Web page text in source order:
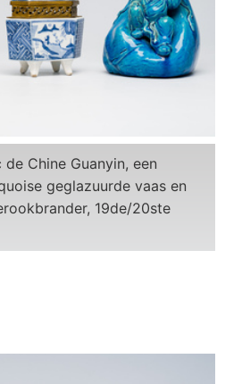
de Chine Guanyin, een
geglazuurde vaas en
19de/20ste